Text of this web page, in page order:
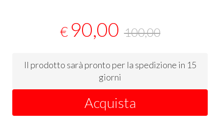
€ 90,00 100,00
Il prodotto sarà pronto per la spedizione in 15
giorni
Acquista